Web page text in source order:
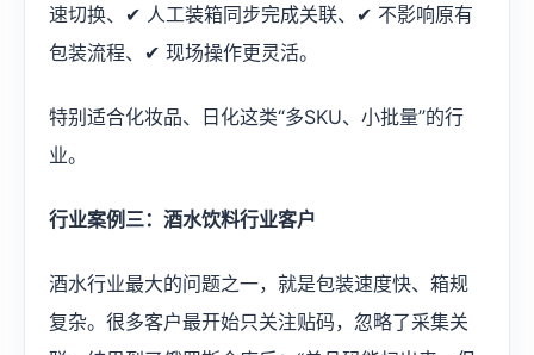
速切换、✔ 人工装箱同步完成关联、✔ 不影响原有
包装流程、✔ 现场操作更灵活。
特别适合化妆品、日化这类“多SKU、小批量”的行
业。
行业案例三：酒水饮料行业客户
酒水行业最大的问题之一，就是包装速度快、箱规
复杂。很多客户最开始只关注贴码，忽略了采集关